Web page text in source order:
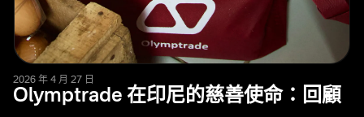
2026 年 4 月 27 日
Olymptrade 在印尼的慈善使命：回顧